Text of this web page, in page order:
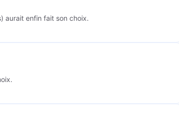
aurait enfin fait son choix.